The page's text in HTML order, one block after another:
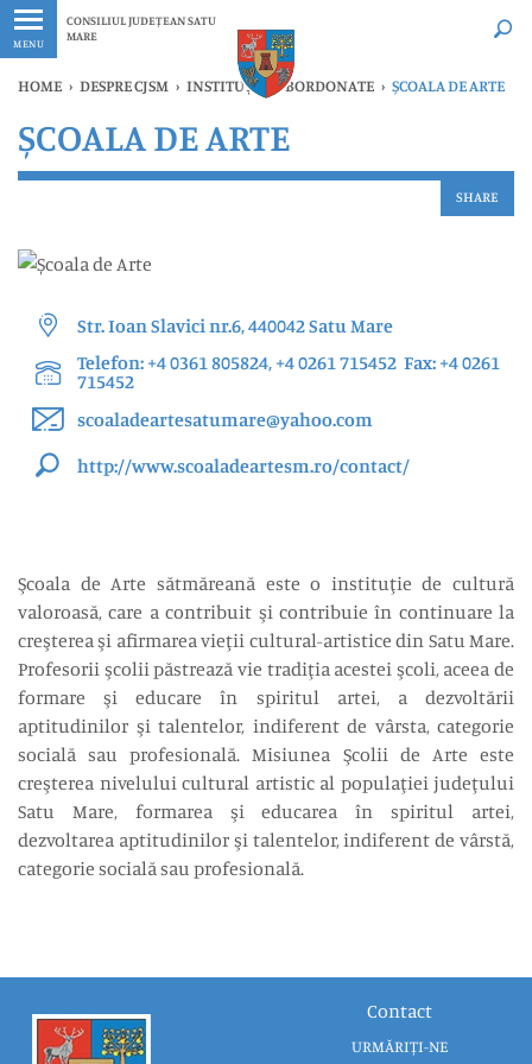
MENU
CONSILIUL JUDEȚEAN SATU
MARE
Ultimele
HOME › DESPRE CJSM › INSTITUȚII SUBORDONATE › ȘCOALA DE ARTE
ȘCOALA DE ARTE
SHARE
Str. Ioan Slavici nr.6, 440042 Satu Mare
Telefon: +4 0361 805824, +4 0261 715452 Fax: +4 0261
715452
scoaladeartesatumare@yahoo.com
http://www.scoaladeartesm.ro/contact/
Şcoala de Arte sătmăreană este o instituţie de cultură
valoroasă, care a contribuit şi contribuie în continuare la
creşterea şi afirmarea vieţii cultural-artistice din Satu Mare.
Profesorii şcolii păstrează vie tradiţia acestei şcoli, aceea de
formare şi educare în spiritul artei, a dezvoltării
aptitudinilor şi talentelor, indiferent de vârsta, categorie
socială sau profesională. Misiunea Şcolii de Arte este
creşterea nivelului cultural artistic al populaţiei judeţului
Satu Mare, formarea şi educarea în spiritul artei,
dezvoltarea aptitudinilor şi talentelor, indiferent de vârstă,
categorie socială sau profesională.
Contact
URMĂRIȚI-NE